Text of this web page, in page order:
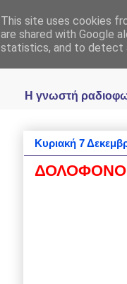
Η γνωστή
Κυριακή 7
This site uses cookies
are shared with Google
statistics, and to detect